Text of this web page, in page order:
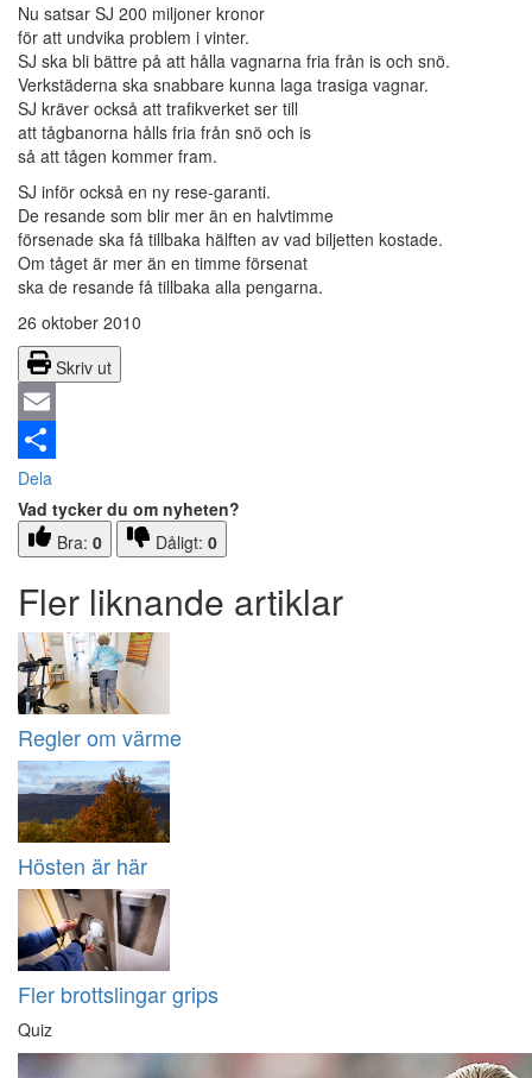
Nu satsar SJ 200 miljoner kronor
för att undvika problem i vinter.
SJ ska bli bättre på att hålla vagnarna fria från is och snö.
Verkstäderna ska snabbare kunna laga trasiga vagnar.
SJ kräver också att trafikverket ser till
att tågbanorna hålls fria från snö och is
så att tågen kommer fram.
SJ inför också en ny rese-garanti.
De resande som blir mer än en halvtimme
försenade ska få tillbaka hälften av vad biljetten kostade.
Om tåget är mer än en timme försenat
ska de resande få tillbaka alla pengarna.
26 oktober 2010
Skriv ut
Email
Dela
Vad tycker du om nyheten?
Bra: 0 Dåligt: 0
Fler liknande artiklar
Regler om värme
Hösten är här
Fler brottslingar grips
Quiz